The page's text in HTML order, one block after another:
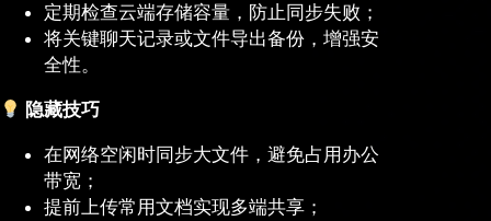
定期检查云端存储容量，防止同步失败；
将关键聊天记录或文件导出备份，增强安
全性。
隐藏技巧
在网络空闲时同步大文件，避免占用办公
带宽；
提前上传常用文档实现多端共享；